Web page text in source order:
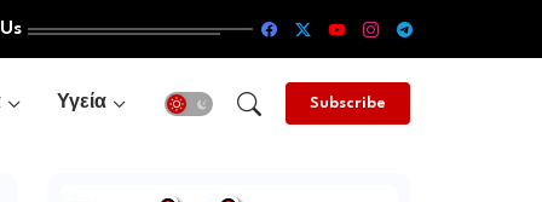
Υγεία Subscribe